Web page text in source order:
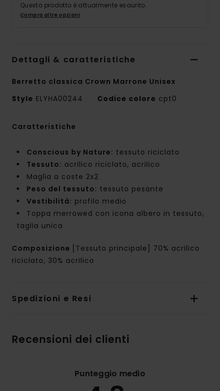
Questo prodotto è attualmente esaurito.
Compra altre opzioni
Dettagli & caratteristiche
Berretto classica Crown Marrone Unisex
Style ELYHA00244 Codice colore cpt0
Caratteristiche
Conscious by Nature: tessuto riciclato
Tessuto: acrilico riciclato, acrilico
Maglia a coste 2x2
Peso del tessuto: tessuto pesante
Vestibilità: profilo medio
Toppa merrowed con icona albero in tessuto,
taglia unica
Composizione [Tessuto principale] 70% acrilico
riciclato, 30% acrilico
Spedizioni e Resi
Recensioni dei clienti
Punteggio medio